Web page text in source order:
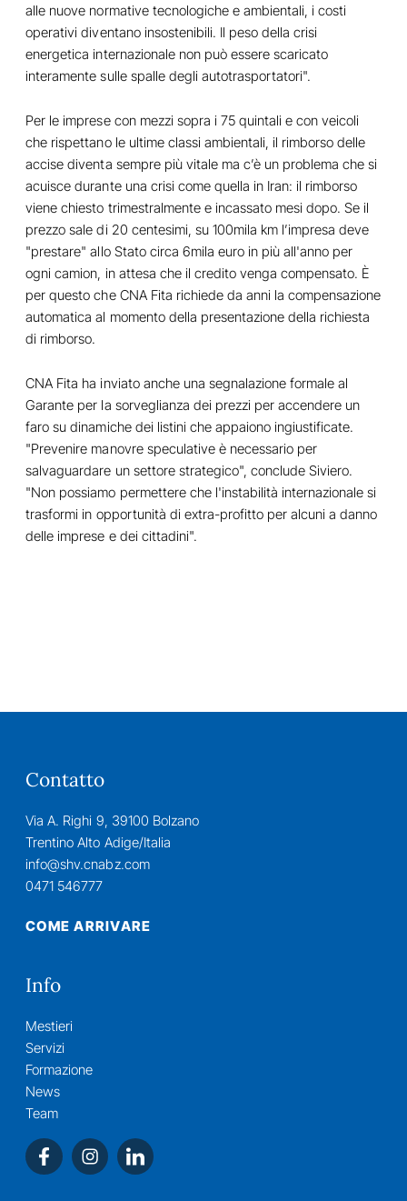
alle nuove normative tecnologiche e ambientali, i costi
operativi diventano insostenibili. Il peso della crisi
energetica internazionale non può essere scaricato
interamente sulle spalle degli autotrasportatori".
Per le imprese con mezzi sopra i 75 quintali e con veicoli
che rispettano le ultime classi ambientali, il rimborso delle
accise diventa sempre più vitale ma c’è un problema che si
acuisce durante una crisi come quella in Iran: il rimborso
viene chiesto trimestralmente e incassato mesi dopo. Se il
prezzo sale di 20 centesimi, su 100mila km l’impresa deve
"prestare" allo Stato circa 6mila euro in più all'anno per
ogni camion, in attesa che il credito venga compensato. È
per questo che CNA Fita richiede da anni la compensazione
automatica al momento della presentazione della richiesta
di rimborso.
CNA Fita ha inviato anche una segnalazione formale al
Garante per la sorveglianza dei prezzi per accendere un
faro su dinamiche dei listini che appaiono ingiustificate.
"Prevenire manovre speculative è necessario per
salvaguardare un settore strategico", conclude Siviero.
"Non possiamo permettere che l'instabilità internazionale si
trasformi in opportunità di extra-profitto per alcuni a danno
delle imprese e dei cittadini".
Contatto
Via A. Righi 9, 39100 Bolzano
Trentino Alto Adige/Italia
info@shv.cnabz.com
0471 546777
COME ARRIVARE
Info
Mestieri
Servizi
Formazione
News
Team